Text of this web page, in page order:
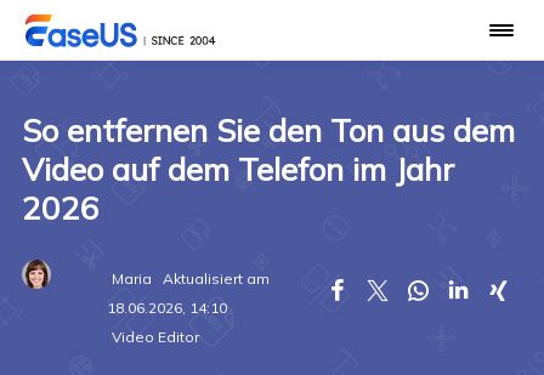
So entfernen Sie den Ton aus dem
Video auf dem Telefon im Jahr
2026
Maria
Aktualisiert am
18.06.2026, 14:10
Video Editor
    